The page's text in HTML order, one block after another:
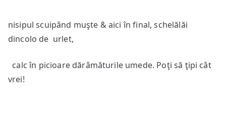
nisipul scuipând muşte & aici în final, schelălăi
dincolo de urlet,
calc în picioare dărâmăturile umede. Poţi să ţipi cât
vrei!